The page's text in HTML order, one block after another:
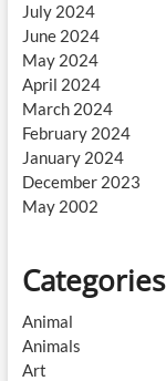
July 2024
June 2024
May 2024
April 2024
March 2024
February 2024
January 2024
December 2023
May 2002
Categories
Animal
Animals
Art